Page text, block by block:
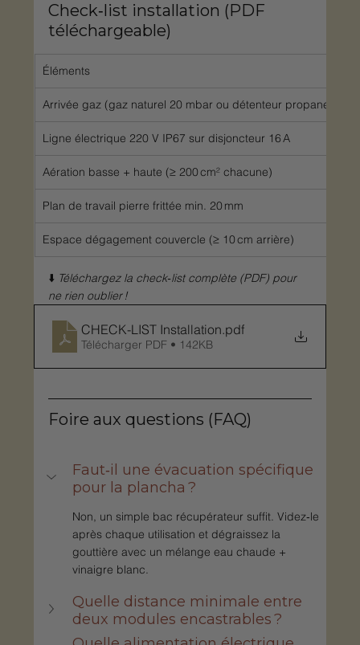
Check‑list installation (PDF
téléchargeable)
Éléments
Arrivée gaz (gaz naturel 20 mbar ou détenteur propane 37
Ligne électrique 220 V IP67 sur disjoncteur 16 A
Aération basse + haute (≥ 200 cm² chacune)
Plan de travail pierre frittée min. 20 mm
Espace dégagement couvercle (≥ 10 cm arrière)
⬇️ Téléchargez la check‑list complète (PDF) pour
ne rien oublier !
CHECK-LIST Installation.pdf
Télécharger PDF • 142KB
Foire aux questions (FAQ)
Faut‑il une évacuation spécifique
pour la plancha ?
Non, un simple bac récupérateur suffit. Videz‑le
après chaque utilisation et dégraissez la
gouttière avec un mélange eau chaude +
vinaigre blanc.
Quelle distance minimale entre
deux modules encastrables ?